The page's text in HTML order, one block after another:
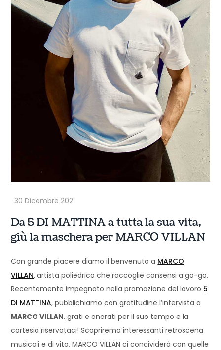
Da 5 DI MATTINA a tutta la sua vita,
giù la maschera per MARCO VILLAN
Con grande piacere diamo il benvenuto a MARCO
VILLAN, artista poliedrico che raccoglie consensi a go-go.
Recentemente impegnato nella promozione del lavoro 5
DI MATTINA, pubblichiamo con gratitudine l’intervista a
MARCO VILLAN, grati e onorati per il suo tempo e la
cortesia riservataci! Scopriremo interessanti retroscena
musicali e di vita, MARCO VILLAN ci condividerà con quelle